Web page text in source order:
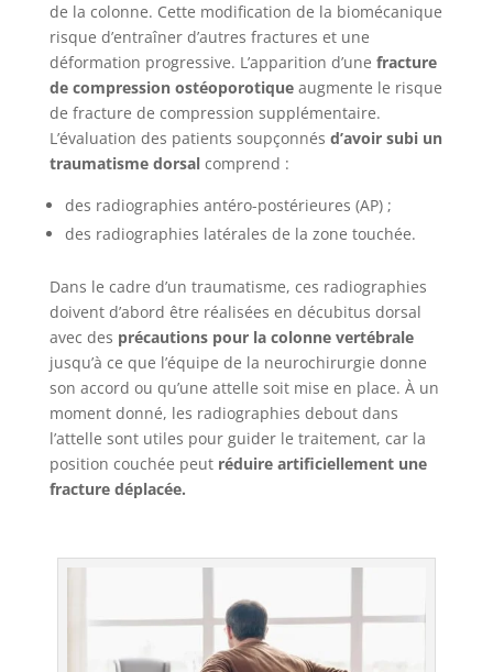
de la colonne. Cette modification de la biomécanique
risque d’entraîner d’autres fractures et une
déformation progressive. L’apparition d’une fracture
de compression ostéoporotiqueaugmente le risque
de fracture de compression supplémentaire.
L’évaluation des patients soupçonnés d’avoir subi un
traumatisme dorsalcomprend :
des radiographies antéro-postérieures (AP) ;
des radiographies latérales de la zone touchée.
Dans le cadre d’un traumatisme, ces radiographies
doivent d’abord être réalisées en décubitus dorsal
avec des précautions pour la colonne vertébrale
jusqu’à ce que l’équipe de la neurochirurgie donne
son accord ou qu’une attelle soit mise en place. À un
moment donné, les radiographies debout dans
l’attelle sont utiles pour guider le traitement, car la
position couchée peut réduire artificiellement une
fracture déplacée.